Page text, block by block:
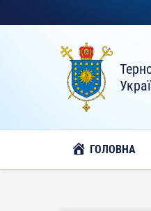
ГОЛОВНА